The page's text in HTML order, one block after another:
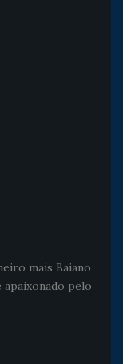
mais Baiano
apaixonado pelo